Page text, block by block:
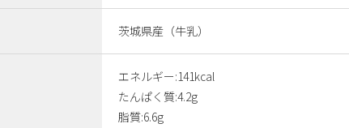
茨城県産（牛乳）
エネルギー:141kcal
たんぱく質:4.2g
脂質:6.6g